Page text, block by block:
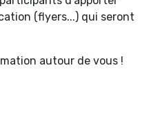
(flyers...) qui seront
autour de vous !